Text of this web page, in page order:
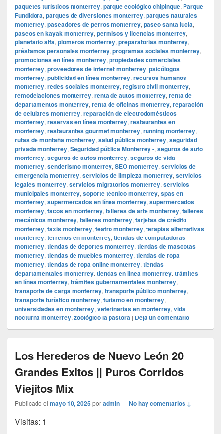
paquetes turísticos monterrey, parque ecológico chipinque, Parque
Fundidora, parques de diversiones monterrey, parques naturales
monterrey, paseadores de perros monterrey, paseo santa lucía,
paseos en kayak monterrey, permisos y licencias monterrey,
planetario alfa, plomeros monterrey, preparatorias monterrey,
préstamos personales monterrey, programas sociales monterrey,
promociones en línea monterrey, propiedades comerciales
monterrey, proveedores de internet monterrey, psicólogos
monterrey, publicidad en línea monterrey, recursos humanos
monterrey, redes sociales monterrey, registro civil monterrey,
remodelaciones monterrey, renta de autos monterrey, renta de
departamentos monterrey, renta de oficinas monterrey, reparación
de celulares monterrey, reparación de electrodomésticos
monterrey, reservas en línea monterrey, restaurantes en
monterrey, restaurantes gourmet monterrey, running monterrey,
rutas de montaña monterrey, salud pública monterrey, seguridad
privada monterrey, Seguridad pública Monterrey -, seguros de auto
monterrey, seguros de autos monterrey, seguros de vida
monterrey, senderismo monterrey, SEO monterrey, servicios de
emergencia monterrey, servicios de limpieza monterrey, servicios
legales monterrey, servicios migratorios monterrey, servicios
municipales monterrey, soporte técnico monterrey, spas en
monterrey, supermercados en línea monterrey, supermercados
monterrey, tacos en monterrey, talleres de arte monterrey, talleres
mecánicos monterrey, talleres monterrey, tarjetas de crédito
monterrey, taxis monterrey, teatro monterrey, terapias alternativas
monterrey, terrenos en monterrey, tiendas de computadoras
monterrey, tiendas de deportes monterrey, tiendas de mascotas
monterrey, tiendas de muebles monterrey, tiendas de ropa
monterrey, tiendas de ropa online monterrey, tiendas
departamentales monterrey, tiendas en línea monterrey, trámites
en línea monterrey, trámites gubernamentales monterrey,
transporte de carga monterrey, transporte público monterrey,
transporte turístico monterrey, turismo en monterrey,
universidades en monterrey, veterinarias en monterrey, vida
nocturna monterrey, zoológico la pastora | Deja un comentario
Los Herederos de Nuevo León 20
Grandes Exitos || Puros Corridos
Viejitos Mix
Publicado el mayo 10, 2025poradmin—No hay comentarios ↓
Visitas: 1